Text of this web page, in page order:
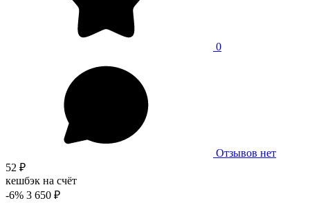
0
Отзывов нет
52 ₽
кешбэк на счёт
-6% 3 650 ₽